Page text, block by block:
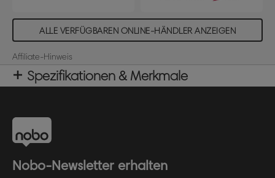
ALLE VERFÜGBAREN ONLINE-HÄNDLER ANZEIGEN
Affiliate-Hinweis
Spezifikationen & Merkmale
Nobo-Newsletter erhalten